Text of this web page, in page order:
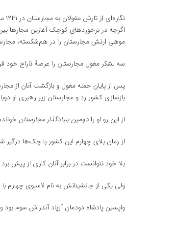
نگاره‌ای از تارش مغولان به مجارستان در ۱۲۴۱ میلادی در ۱۲۴۱ میلادی مغول‌ها به مرزهای مجارستان رسیدند.
اگرچه در برخوردهای کوچک آغازین مجارها
موهی ارتش مجارستان را در هم‌شکسته،
سه لشکر مغول مجارستان را عرصهٔ تاراج خود
پس از پایان حمله مغول و بازگشت آنان از
بازسازی کشور زد و مجارستان زیر رهبری او
از این رو او رادومین بنیادگذار مجارستان
از زمان بلای چهارم این کشور با چک‌ها درگیر
بلا خود نتوانست در برابر آنان کاری از پیش برد
ولی یکی از جانشینانش به نام لاسلوی
واپسین پادشاه دودمان آرپاد آندراش سوم